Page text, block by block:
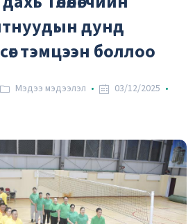
%
дунд
тэмцээн боллоо
Мэдээ мэдээлэл
03/12/2025